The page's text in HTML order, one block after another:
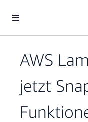
Überspringen zum
AWS
jetzt